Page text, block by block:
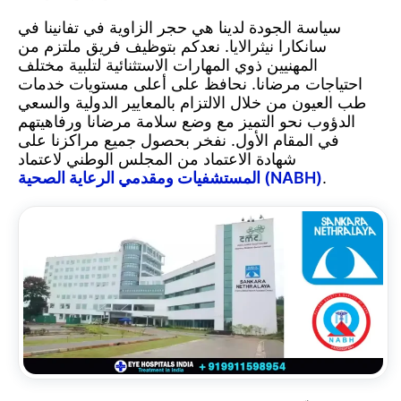
مستشفى
للعيون
وطب
دلهي،
الهند
سياسة الجودة لدينا هي حجر الزاوية في تفانينا في
سانكارا نيثرالايا. نعدكم بتوظيف فريق ملتزم من
المهنيين ذوي المهارات الاستثنائية لتلبية مختلف
احتياجات مرضانا. نحافظ على أعلى مستويات خدمات
طب العيون من خلال الالتزام بالمعايير الدولية والسعي
الدؤوب نحو التميز مع وضع سلامة مرضانا ورفاهيتهم
في المقام الأول. نفخر بحصول جميع مراكزنا على
شهادة الاعتماد من المجلس الوطني لاعتماد
المستشفيات ومقدمي الرعاية الصحية (NABH).